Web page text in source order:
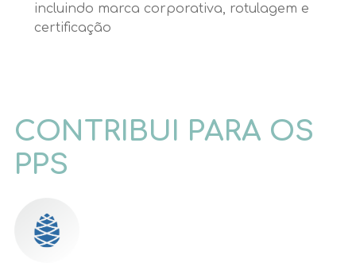
incluindo marca corporativa, rotulagem e
certificação
CONTRIBUI PARA OS
PPS